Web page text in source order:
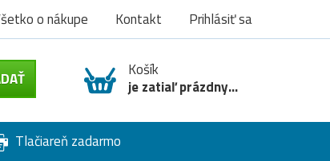
o nákupe Kontakt Prihlásiť sa
Košík
je zatiaľ prázdny...
Tlačiareň zadarmo